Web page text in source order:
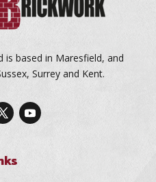
based in Maresfield, and
Surrey and Kent.